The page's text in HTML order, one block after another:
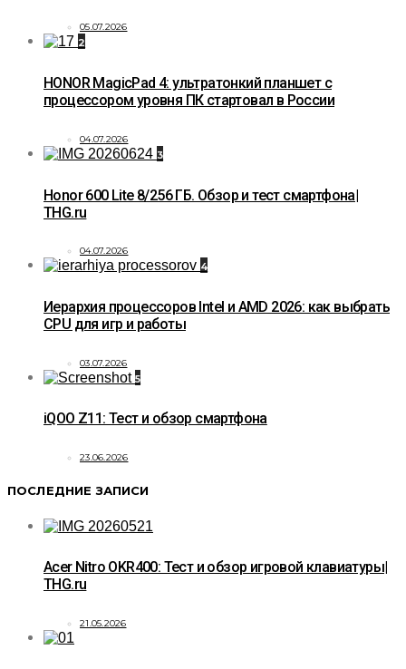
05.07.2026
2
HONOR MagicPad 4: ультратонкий планшет с
процессором уровня ПК стартовал в России
04.07.2026
3
Honor 600 Lite 8/256 ГБ. Обзор и тест смартфона|
THG.ru
04.07.2026
4
Иерархия процессоров Intel и AMD 2026: как выбрать
CPU для игр и работы
03.07.2026
5
iQOO Z11: Тест и обзор смартфона
23.06.2026
ПОСЛЕДНИЕ ЗАПИСИ
Acer Nitro OKR400: Тест и обзор игровой клавиатуры|
THG.ru
21.05.2026